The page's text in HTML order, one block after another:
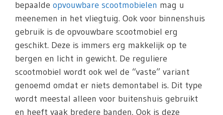
bepaalde opvouwbare scootmobielen mag u
meenemen in het vliegtuig. Ook voor binnenshuis
gebruik is de opvouwbare scootmobiel erg
geschikt. Deze is immers erg makkelijk op te
bergen en licht in gewicht. De reguliere
scootmobiel wordt ook wel de “vaste” variant
genoemd omdat er niets demontabel is. Dit type
wordt meestal alleen voor buitenshuis gebruikt
en heeft vaak bredere banden. Ook is deze